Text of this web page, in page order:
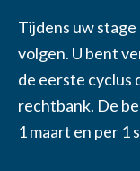
Tijdens uw
volgen. U bent
de eerste cyclus
rechtbank. De
1 maart en per 1